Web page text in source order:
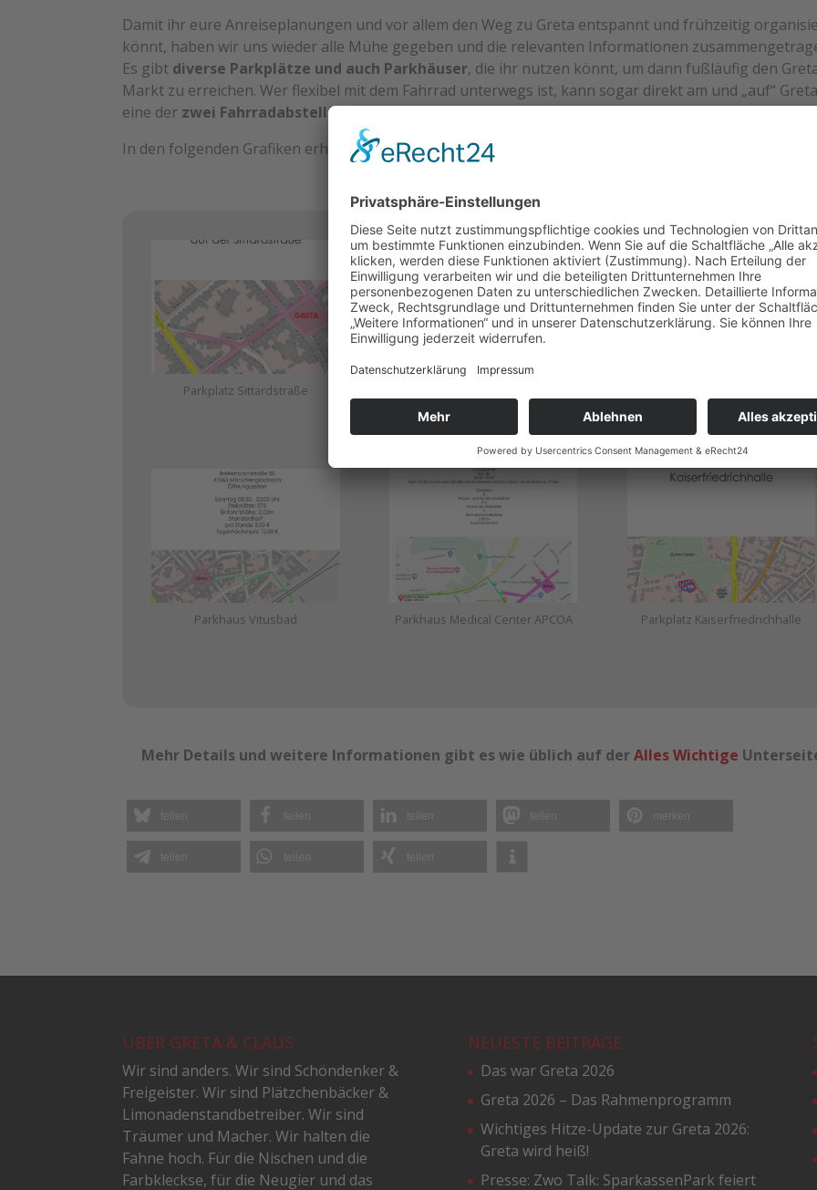
Damit ihr eure Anreiseplanungen und vor allem den Weg zu Greta entspannt und frühzeitig
könnt, haben wir uns wieder alle Mühe gegeben und die relevanten Informationen
Es gibt diverse Parkplätze und auch Parkhäuser, die ihr nutzen könnt, um dann fußläufig den
Markt zu erreichen. Wer flexibel mit dem Fahrrad unterwegs ist, kann sogar direkt am und „auf“
eine der zwei Fahrradabstellflächennutzen.
In den folgenden Grafiken erhaltet ihr alle konkrete Informationen dazu:
Parkplatz Sittardstraße
Parkhaus Vitusbad Parkhaus Medical Center APCOA Parkplatz Kaiserfriedrichhalle
Mehr Details und weitere Informationen gibt es wie üblich auf derAlles Wichtige
teilen teilen teilen teilen
teilen teilen teilen
ÜBER GRETA & CLAUS
Wir sind anders. Wir sind Schöndenker &
Freigeister. Wir sind Plätzchenbäcker &
Limonadenstandbetreiber. Wir sind
Träumer und Macher. Wir halten die
Fahne hoch. Für die Nischen und die
Farbkleckse, für die Neugier und das
NEUESTE BEITRÄGE
Das war Greta 2026
Greta 2026 – Das Rahmenprogramm
Wichtiges Hitze-Update zur Greta 2026:
Greta wird heiß!
Presse: Zwo Talk: SparkassenPark feiert